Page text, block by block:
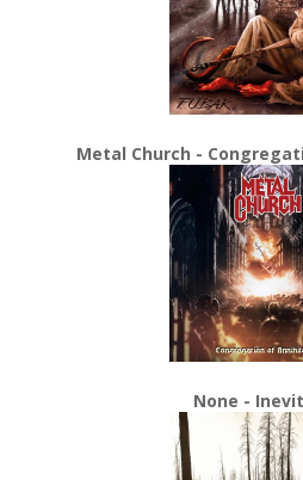
Metal Church -
None -